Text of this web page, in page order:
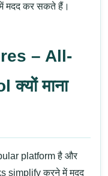
मदद कर सकते हैं।
– All-
माना
platform है और
simplify करने में मदद